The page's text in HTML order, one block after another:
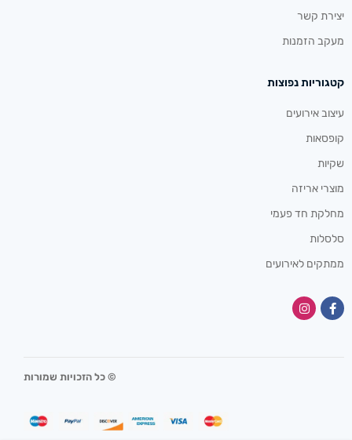
יצירת קשר
מעקב הזמנות
קטגוריות נפוצות
עיצוב אירועים
קופסאות
שקיות
מוצרי אריזה
מחלקת חד פעמי
סלסלות
ממתקים לאירועים
© כל הזכויות שמורות